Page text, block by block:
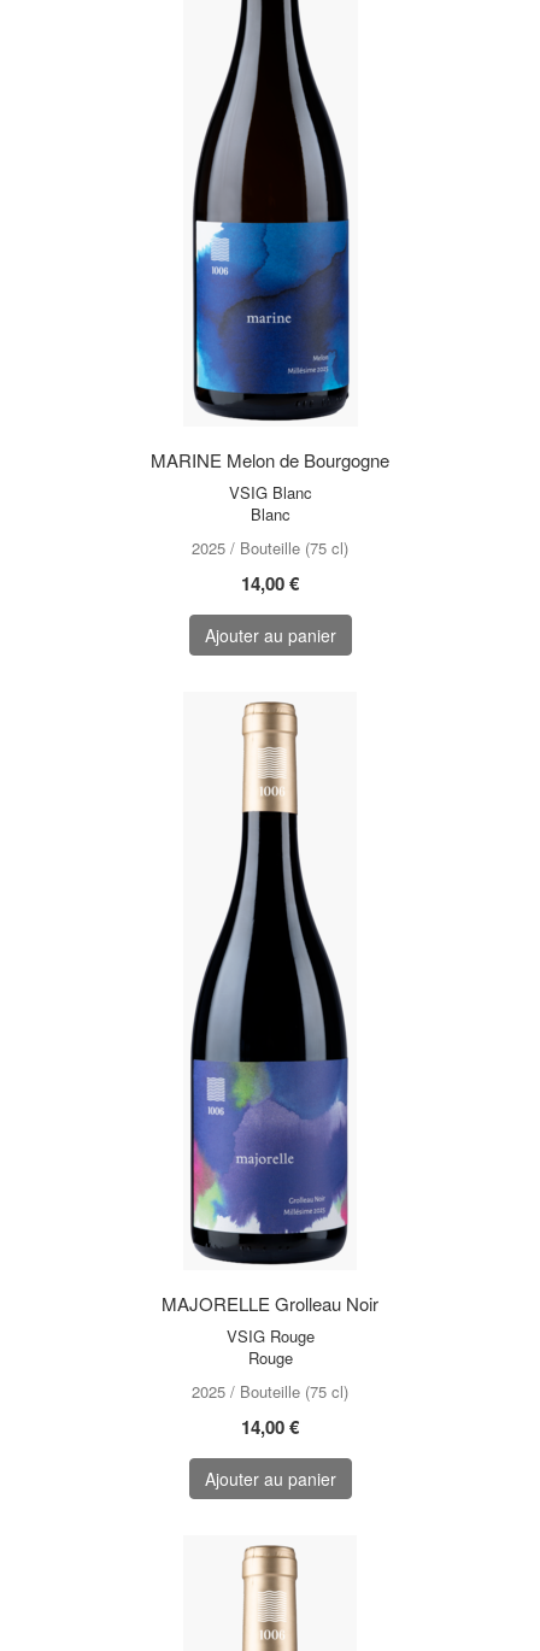
MARINE Melon de Bourgogne
VSIG Blanc
Blanc
2025 / Bouteille (75 cl)
14,00 €
Ajouter au panier
MAJORELLE Grolleau Noir
VSIG Rouge
Rouge
2025 / Bouteille (75 cl)
14,00 €
Ajouter au panier